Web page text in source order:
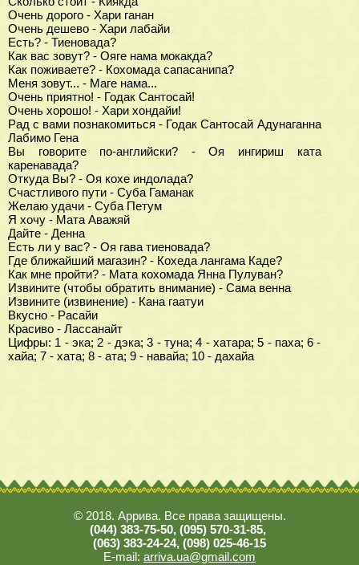
Очень дорого - Хари ганан
Очень дешево - Хари лабайи
Есть? - Тиеновада?
Как вас зовут? - Ояге нама мокакда?
Как поживаете? - Кохомада сапасанипа?
Меня зовут... - Маге нама...
Очень приятно! - Годак Сантосай!
Очень хорошо! - Хари хондайи!
Рад с вами познакомиться - Годак Сантосай Адунаганна
Лабимо Гена
Вы говорите по-английски? - Оя ингириш ката
каренавада?
Откуда Вы? - Оя кохе индолада?
Счастливого пути - Суба Гаманак
Желаю удачи - Суба Петум
Я хочу - Мата Аважяй
Дайте - Денна
Есть ли у вас? - Оя гава тиеновада?
Где ближайший магазин? - Кохеда лангама Каде?
Как мне пройти? - Мата кохомада Янна Пулуван?
Извините (чтобы обратить внимание) - Сама венна
Извините (извинение) - Кана гаатуи
Вкусно - Расайи
Красиво - Лассанайт
Цифры: 1 - эка; 2 - дэка; 3 - туна; 4 - хатара; 5 - паха; 6 -
хайа; 7 - хата; 8 - ата; 9 - навайа; 10 - дахайа
© 2018. Аррива. Все права защищены.
(044) 383-75-50, (095) 570-31-85,
(063) 383-24-24, (098) 025-46-15
E-mail: arriva.ua@gmail.com